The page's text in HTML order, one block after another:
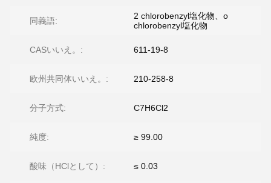
同義語:
2 chlorobenzyl塩化物、o
chlorobenzyl塩化物
CASいいえ。: 611-19-8
欧州共同体いいえ。: 210-258-8
分子方式: C7H6Cl2
純度: ≥ 99.00
酸味（HClとして）: ≤ 0.03